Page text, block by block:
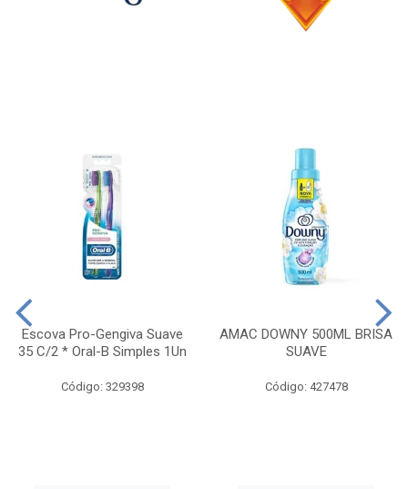
Escova Pro-Gengiva Suave
35 C/2 * Oral-B Simples 1Un
Código: 329398
AMAC DOWNY 500ML BRISA
SUAVE
Código: 427478